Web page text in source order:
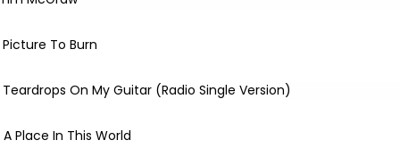
Picture To Burn
Teardrops On My Guitar (Radio Single Version)
A Place In This World